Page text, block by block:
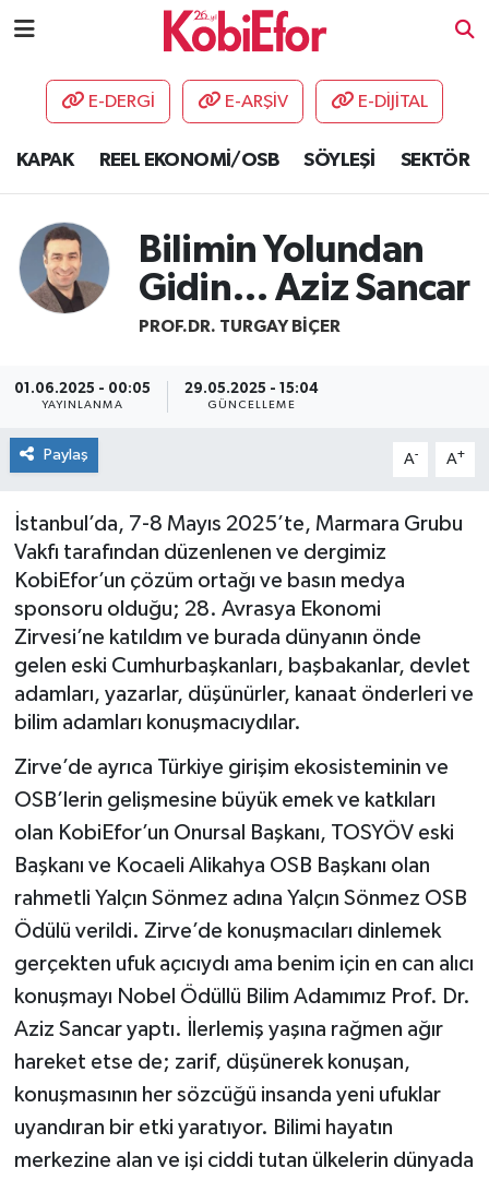
E-DERGİ E-ARŞİV E-DİJİTAL
KAPAK REEL EKONOMİ/OSB SÖYLEŞİ SEKTÖR
Bilimin Yolundan
Gidin… Aziz Sancar
PROF.DR. TURGAY BIÇER
01.06.2025 - 00:05
YAYINLANMA
29.05.2025 - 15:04
GÜNCELLEME
Paylaş A- A+
İstanbul’da, 7-8 Mayıs 2025’te, Marmara Grubu
Vakfı tarafından düzenlenen ve dergimiz
KobiEfor’un çözüm ortağı ve basın medya
sponsoru olduğu; 28. Avrasya Ekonomi
Zirvesi’ne katıldım ve burada dünyanın önde
gelen eski Cumhurbaşkanları, başbakanlar, devlet
adamları, yazarlar, düşünürler, kanaat önderleri ve
bilim adamları konuşmacıydılar.
Zirve’de ayrıca Türkiye girişim ekosisteminin ve
OSB’lerin gelişmesine büyük emek ve katkıları
olan KobiEfor’un Onursal Başkanı, TOSYÖV eski
Başkanı ve Kocaeli Alikahya OSB Başkanı olan
rahmetli Yalçın Sönmez adına Yalçın Sönmez OSB
Ödülü verildi. Zirve’de konuşmacıları dinlemek
gerçekten ufuk açıcıydı ama benim için en can alıcı
konuşmayı Nobel Ödüllü Bilim Adamımız Prof. Dr.
Aziz Sancar yaptı. İlerlemiş yaşına rağmen ağır
hareket etse de; zarif, düşünerek konuşan,
konuşmasının her sözcüğü insanda yeni ufuklar
uyandıran bir etki yaratıyor. Bilimi hayatın
merkezine alan ve işi ciddi tutan ülkelerin dünyada
AKADEMİ
DESTEK-TEŞVİK
ETKİNLİK
GÜNCEL
OSB
SEKTÖR
ŞİRKET PANO
SÖYLEŞİ
ÜLKE